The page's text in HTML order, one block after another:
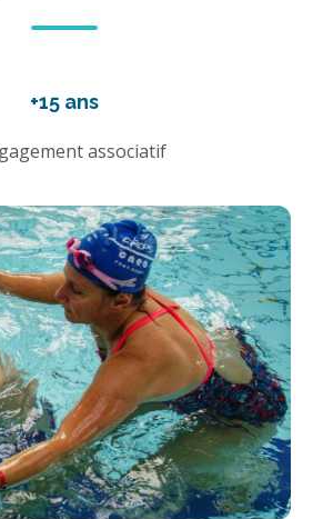
+15 ans
associatif